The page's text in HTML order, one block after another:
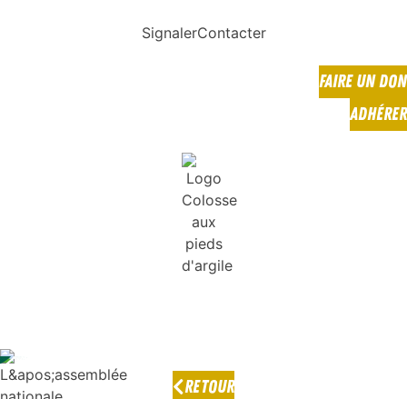
SignalerContacter
FAIRE UN DON
ADHÉRER
RETOUR